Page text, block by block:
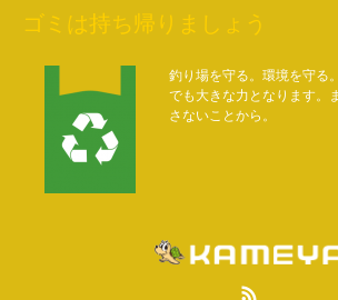
ゴミは持ち帰りましょう
釣り場を守る。環境を守る
でも大きな力となります。
さないことから。